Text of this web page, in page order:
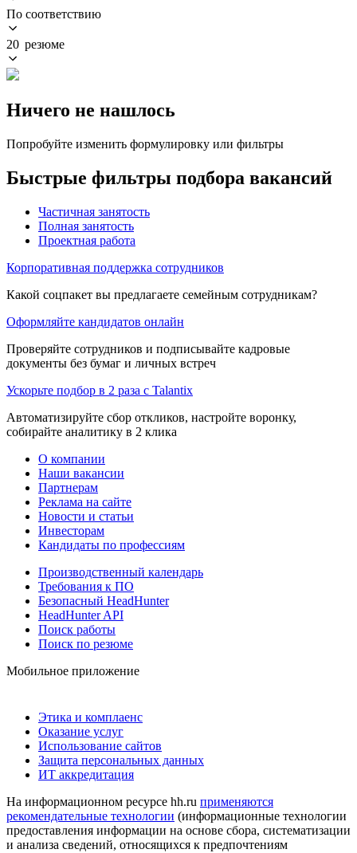
По соответствию
20 резюме
Ничего не нашлось
Попробуйте изменить формулировку или фильтры
Быстрые фильтры подбора вакансий
Частичная занятость
Полная занятость
Проектная работа
Корпоративная поддержка сотрудников
Какой соцпакет вы предлагаете семейным сотрудникам?
Оформляйте кандидатов онлайн
Проверяйте сотрудников и подписывайте кадровые
документы без бумаг и личных встреч
Ускорьте подбор в 2 раза с Talantix
Автоматизируйте сбор откликов, настройте воронку,
собирайте аналитику в 2 клика
О компании
Наши вакансии
Партнерам
Реклама на сайте
Новости и статьи
Инвесторам
Кандидаты по профессиям
Производственный календарь
Требования к ПО
Безопасный HeadHunter
HeadHunter API
Поиск работы
Поиск по резюме
Мобильное приложение
Этика и комплаенс
Оказание услуг
Использование сайтов
Защита персональных данных
ИТ аккредитация
На информационном ресурсе hh.ru применяются
рекомендательные технологии (информационные технологии
предоставления информации на основе сбора, систематизации
и анализа сведений, относящихся к предпочтениям